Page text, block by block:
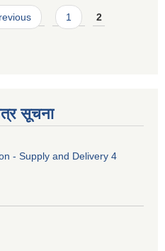
1 2
सूचना
- Supply and Delivery 4